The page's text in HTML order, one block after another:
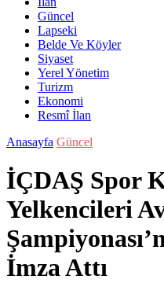
Güncel
Lapseki
Belde Ve Köyler
Siyaset
Yerel Yönetim
Turizm
Ekonomi
Resmî İlan
Anasayfa Güncel
İÇDAŞ Spor
Yelkencileri
İmza Attı